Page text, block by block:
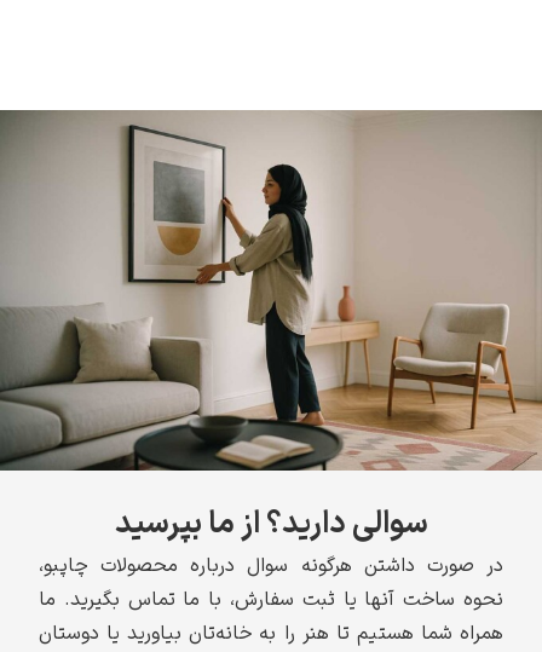
سوالی دارید؟ از ما بپرسید
در صورت داشتن هرگونه سوال درباره محصولات چاپبو،
نحوه ساخت آنها یا ثبت سفارش، با ما تماس بگیرید. ما
همراه شما هستیم تا هنر را به خانه‌تان بیاورید یا دوستان